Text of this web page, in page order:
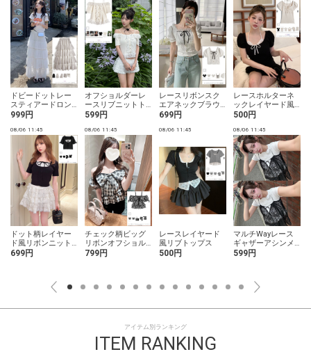
ドビードットレー
スティアードロン
グスカート
999円
オフショルダーレ
ースリブニットト
ップス
599円
レースリボンスク
エアネックブラウ
ス
699円
レースホルターネ
ックレイヤード風
リブトップス
500円
08/06 11:45
ドット柄レイヤー
ド風リボンニット
トップス
699円
08/06 11:45
チェック柄ビッグ
リボンオフショル
ダーシャーリング
799円
08/06 11:45
レースレイヤード
風リブトップス
500円
08/06 11:45
マルチWayレース
ギャザーアシンメ
トリーキャミソー
599円
アイテム別ランキング
ITEM RANKING